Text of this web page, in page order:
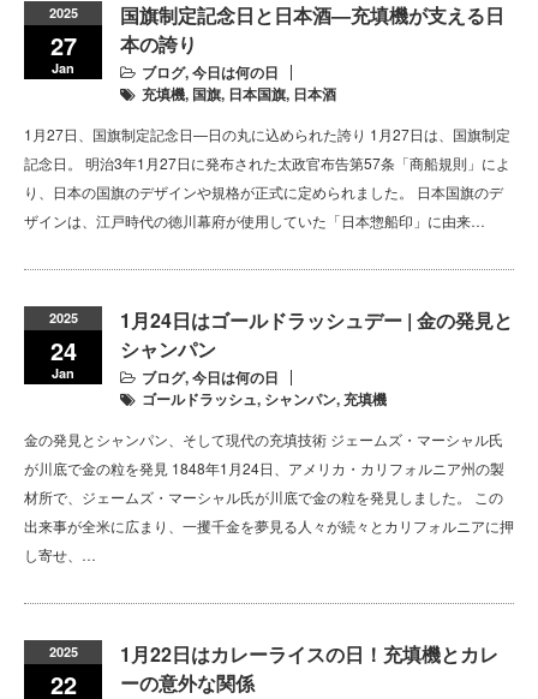
2025
27
Jan
国旗制定記念日と日本酒—充填機が支える日
本の誇り
ブログ,今日は何の日
充填機, 国旗, 日本国旗, 日本酒
1月27日、国旗制定記念日—日の丸に込められた誇り 1月27日は、国旗制定
記念日。 明治3年1月27日に発布された太政官布告第57条「商船規則」によ
り、日本の国旗のデザインや規格が正式に定められました。 日本国旗のデ
ザインは、江戸時代の徳川幕府が使用していた「日本惣船印」に由来…
2025
24
Jan
1月24日はゴールドラッシュデー | 金の発見と
シャンパン
ブログ,今日は何の日
ゴールドラッシュ, シャンパン,充填機
金の発見とシャンパン、そして現代の充填技術 ジェームズ・マーシャル氏
が川底で金の粒を発見 1848年1月24日、アメリカ・カリフォルニア州の製
材所で、ジェームズ・マーシャル氏が川底で金の粒を発見しました。 この
出来事が全米に広まり、一攫千金を夢見る人々が続々とカリフォルニアに押
し寄せ、…
2025
22
1月22日はカレーライスの日！充填機とカレ
ーの意外な関係